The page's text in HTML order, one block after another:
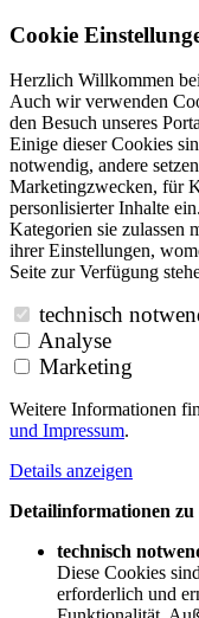
Cookie
Herzlich Willkommen
Auch wir verwenden
den Besuch unseres
Einige dieser Cookies
notwendig, andere
Marketingzwecken, für
personlisierter Inhalte
Kategorien sie zulassen
ihrer Einstellungen,
Seite zur Verfügung
technisch
Analyse
Marketing
Weitere Informationen
und Impressum.
Details anzeigen
Detailinformationen zu
technisch
Diese Cookies
erforderlich und